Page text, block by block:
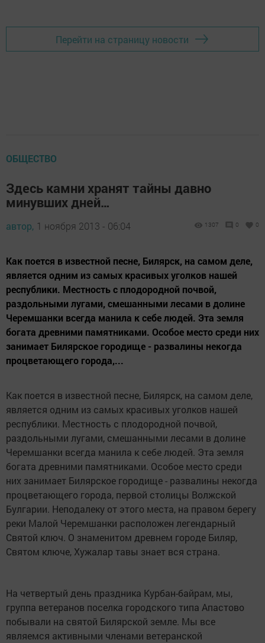
Перейти на страницу новости
ОБЩЕСТВО
Здесь камни хранят тайны давно
минувших дней…
автор, 1 ноября 2013 - 06:04 1307 0 0
Как поется в известной песне, Билярск, на самом деле,
является одним из самых красивых уголков нашей
республики. Местность с плодородной почвой,
раздольными лугами, смешанными лесами в долине
Черемшанки всегда манила к себе людей. Эта земля
богата древними памятниками. Особое место среди них
занимает Билярское городище - развалины некогда
процветающего города,...
Как поется в известной песне, Билярск, на самом деле,
является одним из самых красивых уголков нашей
республики. Местность с плодородной почвой,
раздольными лугами, смешанными лесами в долине
Черемшанки всегда манила к себе людей. Эта земля
богата древними памятниками. Особое место среди
них занимает Билярское городище - развалины некогда
процветающего города, первой столицы Волжской
Булгарии. Неподалеку от этого места, на правом берегу
реки Малой Черемшанки расположен легендарный
Святой ключ. О знаменитом древнем городе Биляр,
Святом ключе, Хужалар тавы знает вся страна.
На четвертый день праздника Курбан-байрам, мы,
группа ветеранов поселка городского типа Апастово
побывали на святой Билярской земле. Мы все
являемся активными членами ветеранской